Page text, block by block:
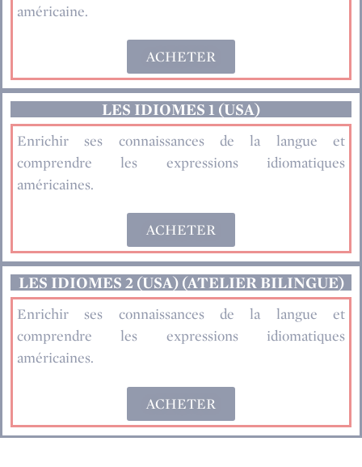
américaine.
ACHETER
LES IDIOMES 1 (USA)
Enrichir ses connaissances de la langue et
comprendre les expressions idiomatiques
américaines.
ACHETER
LES IDIOMES 2 (USA) (ATELIER BILINGUE)
Enrichir ses connaissances de la langue et
comprendre les expressions idiomatiques
américaines.
ACHETER